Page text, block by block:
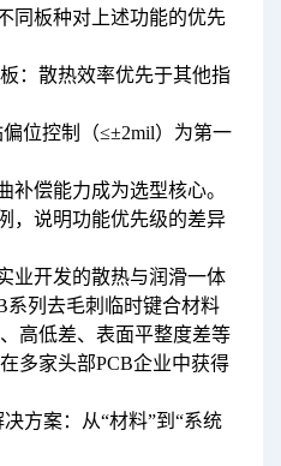
同板种对上述功能的优先
：散热效率优先于其他指
偏位控制（≤±2mil）为第一
补偿能力成为选型核心。
，说明功能优先级的差异
业开发的散热与润滑一体
列去毛刺临时键合材料
高低差、表面平整度差等
多家头部PCB企业中获得
方案：从“材料”到“系统